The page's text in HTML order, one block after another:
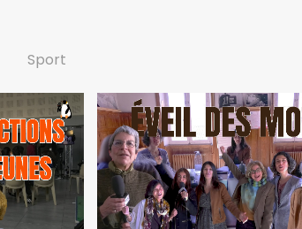
Sport